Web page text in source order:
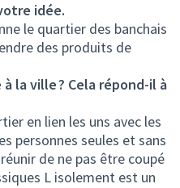
idée.
le quartier des banchais
des produits de
la ville ? Cela répond-il à
en lien les uns avec les
personnes seules et sans
de ne pas être coupé
L isolement est un